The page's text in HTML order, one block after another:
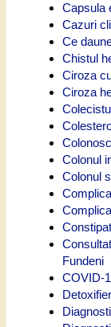
Capsula
Cazuri
Ce
Chistul
Ciroza
Ciroza
Colonul
Colonul
Fundeni
COVID-